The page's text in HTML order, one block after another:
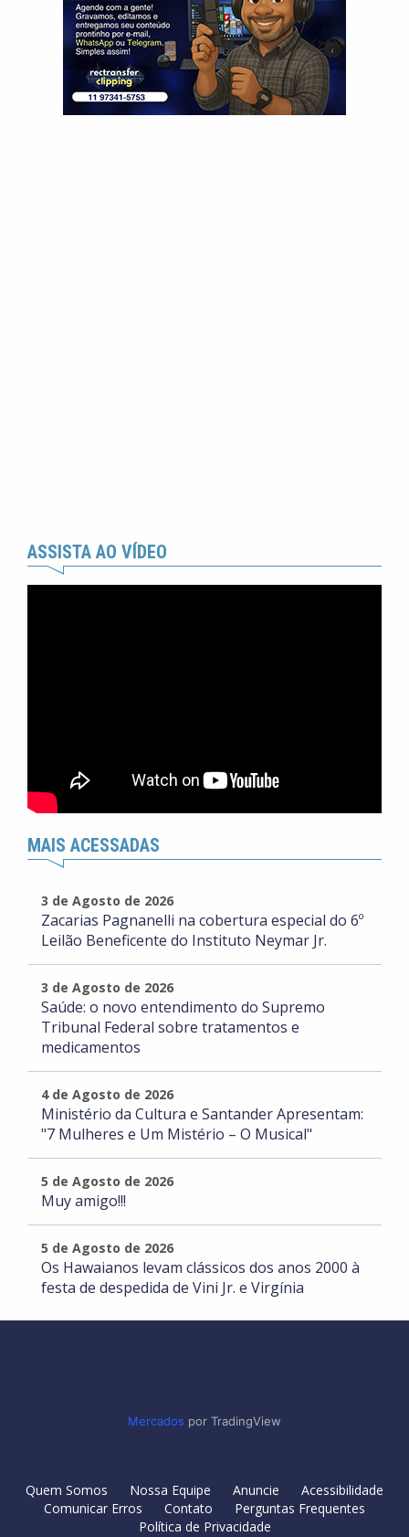
ASSISTA AO VÍDEO
MAIS ACESSADAS
3 de Agosto de 2026
Zacarias Pagnanelli na cobertura especial do 6º
Leilão Beneficente do Instituto Neymar Jr.
3 de Agosto de 2026
Saúde: o novo entendimento do Supremo
Tribunal Federal sobre tratamentos e
medicamentos
4 de Agosto de 2026
Ministério da Cultura e Santander Apresentam:
"7 Mulheres e Um Mistério – O Musical"
5 de Agosto de 2026
Muy amigo!!!
5 de Agosto de 2026
Os Hawaianos levam clássicos dos anos 2000 à
festa de despedida de Vini Jr. e Virgínia
Mercados por TradingView
Quem Somos Nossa Equipe Anuncie
Acessibilidade
Comunicar Erros
Contato
Perguntas Frequentes
Política de Privacidade